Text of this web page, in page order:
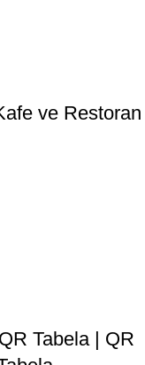
ve Restoran
Tabela | QR